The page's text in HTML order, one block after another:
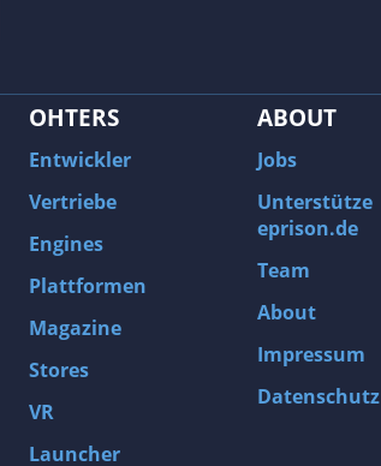
OHTERS
Entwickler
Vertriebe
Engines
Plattformen
Magazine
Stores
VR
Launcher
ABOUT
Jobs
Unterstütze
eprison.de
Team
About
Impressum
Datenschutz